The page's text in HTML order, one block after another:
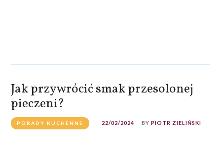
Jak przywrócić smak przesolonej
pieczeni?
PORADY KUCHENNE 22/02/2024 BYPIOTR ZIELIŃSKI